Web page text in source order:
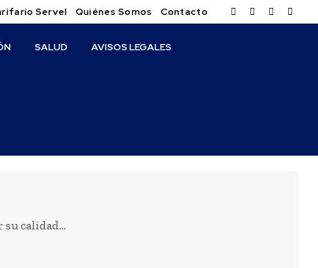
Servel Quiénes Somos Contacto
SALUD AVISOS LEGALES
calidad...